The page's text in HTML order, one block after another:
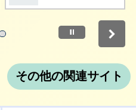
停止
その他の関連サイト